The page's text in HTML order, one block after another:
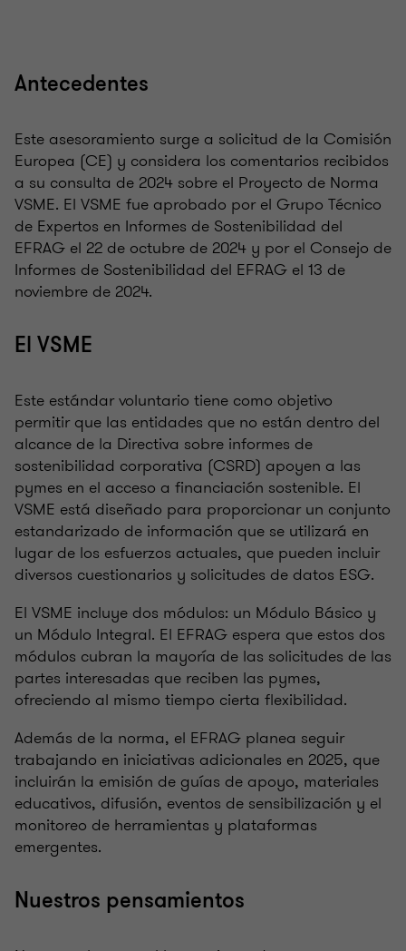
Antecedentes
Este asesoramiento surge a solicitud de la Comisión
Europea (CE) y considera los comentarios recibidos
a su consulta de 2024 sobre el Proyecto de Norma
VSME. El VSME fue aprobado por el Grupo Técnico
de Expertos en Informes de Sostenibilidad del
EFRAG el 22 de octubre de 2024 y por el Consejo de
Informes de Sostenibilidad del EFRAG el 13 de
noviembre de 2024.
El VSME
Este estándar voluntario tiene como objetivo
permitir que las entidades que no están dentro del
alcance de la Directiva sobre informes de
sostenibilidad corporativa (CSRD) apoyen a las
pymes en el acceso a financiación sostenible. El
VSME está diseñado para proporcionar un conjunto
estandarizado de información que se utilizará en
lugar de los esfuerzos actuales, que pueden incluir
diversos cuestionarios y solicitudes de datos ESG.
El VSME incluye dos módulos: un Módulo Básico y
un Módulo Integral. El EFRAG espera que estos dos
módulos cubran la mayoría de las solicitudes de las
partes interesadas que reciben las pymes,
ofreciendo al mismo tiempo cierta flexibilidad.
Además de la norma, el EFRAG planea seguir
trabajando en iniciativas adicionales en 2025, que
incluirán la emisión de guías de apoyo, materiales
educativos, difusión, eventos de sensibilización y el
monitoreo de herramientas y plataformas
emergentes.
Nuestros pensamientos